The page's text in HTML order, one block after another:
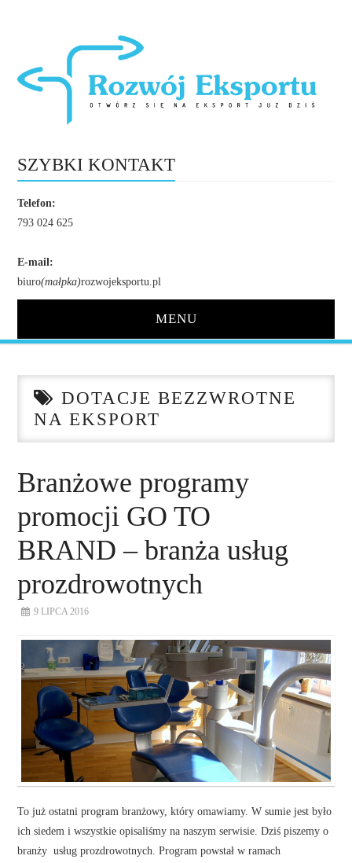
SZYBKI KONTAKT
Telefon:
793 024 625
E-mail:
biuro(małpka)rozwojeksportu.pl
MENU
O NAS
DORADZTWO
PLAN ROZWOJU EKSPORTU
PROEXIO
DOTACJE BEZZWROTNE
NA EKSPORT
Branżowe programy
promocji GO TO
BRAND – branża usług
prozdrowotnych
9 LIPCA 2016
To już ostatni program branżowy, który omawiamy. W sumie jest było
ich siedem i wszystkie opisaliśmy na naszym serwisie. Dziś piszemy o
branży usług prozdrowotnych. Program powstał w ramach